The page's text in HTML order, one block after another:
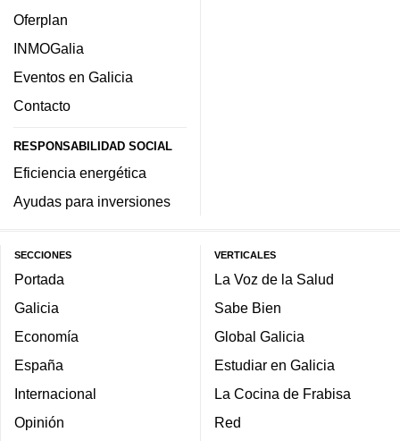
Oferplan
INMOGalia
Eventos en Galicia
Contacto
RESPONSABILIDAD SOCIAL
Eficiencia energética
Ayudas para inversiones
SECCIONES
Portada
Galicia
Economía
España
Internacional
Opinión
VERTICALES
La Voz de la Salud
Sabe Bien
Global Galicia
Estudiar en Galicia
La Cocina de Frabisa
Red